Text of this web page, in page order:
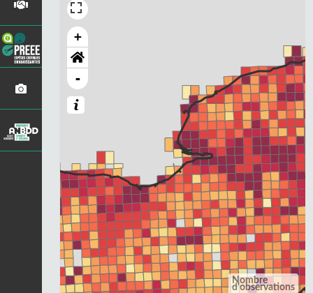
+
-
Nombre
d'observations